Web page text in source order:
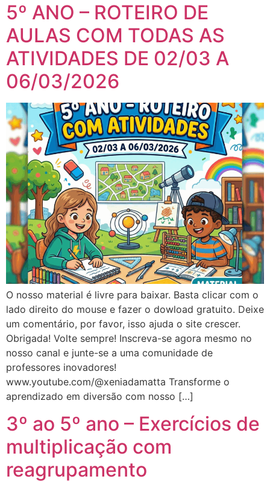
5º ANO – ROTEIRO DE
AULAS COM TODAS AS
ATIVIDADES DE 02/03 A
06/03/2026
O nosso material é livre para baixar. Basta clicar com o
lado direito do mouse e fazer o dowload gratuito. Deixe
um comentário, por favor, isso ajuda o site crescer.
Obrigada! Volte sempre! Inscreva-se agora mesmo no
nosso canal e junte-se a uma comunidade de
professores inovadores!
www.youtube.com/@xeniadamatta Transforme o
aprendizado em diversão com nosso […]
3º ao 5º ano – Exercícios de
multiplicação com
reagrupamento